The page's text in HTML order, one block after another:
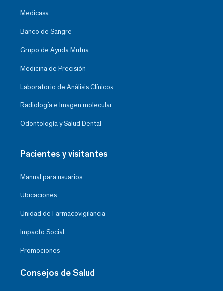
Medicasa
Banco de Sangre
Grupo de Ayuda Mutua
Medicina de Precisión
Laboratorio de Análisis Clínicos
Radiología e Imagen molecular
Odontología y Salud Dental
Pacientes y visitantes
Manual para usuarios
Ubicaciones
Unidad de Farmacovigilancia
Impacto Social
Promociones
Consejos de Salud